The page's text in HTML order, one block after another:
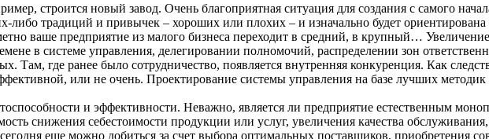
строится новый завод. Очень благоприятная ситуация для создания с самого
либо традиций и привычек – хороших или плохих – и изначально будет
ваше предприятие из малого бизнеса переходит в средний, в крупный…
в системе управления, делегировании полномочий, распределении зон
Там, где ранее было сотрудничество, появляется внутренняя конкуренция. Как
или не очень. Проектирование системы управления на базе лучших
и эффективности. Неважно, является ли предприятие естественным
снижения себестоимости продукции или услуг, увеличения качества
еще можно добиться за счет выбора оптимальных поставщиков, приобретения